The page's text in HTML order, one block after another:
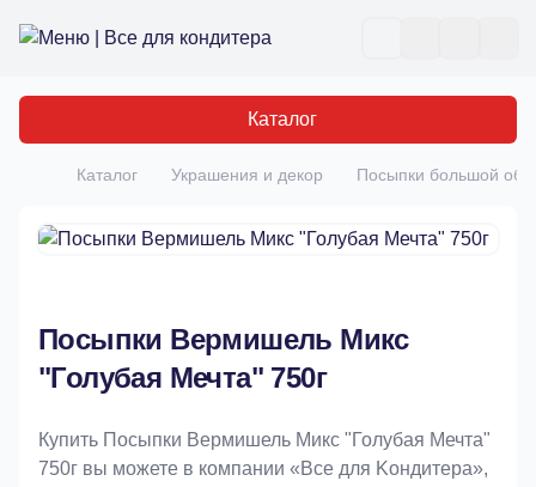
Все для кондитера
Каталог
Главная
Каталог Украшения и декор Посыпки большой
Посыпки Вермишель Микс
"Голубая Мечта" 750г
Купить Посыпки Вермишель Микс "Голубая Мечта"
750г вы можете в компании «Bce для Koндитeрa»,